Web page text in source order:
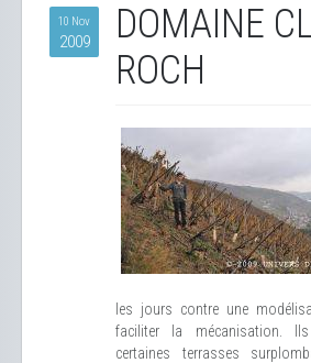
10 Nov
2009
DOMAINE
ROCH
les jours contre une
faciliter la mécanisation.
certaines terrasses